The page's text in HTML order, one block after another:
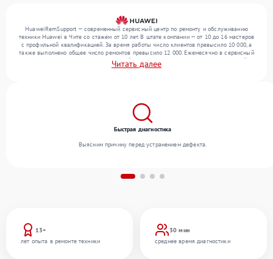
HuaweiRemSupport — современный сервисный центр по ремонту и обслуживанию
техники Huawei в Чите со стажем от 10 лет. В штате компании — от 10 до 16 мастеров
с профильной квалификацией. За время работы число клиентов превысило 10 000, а
также выполнено общее число ремонтов превысило 12 000. Ежемесячно в сервисный
центр поступает более 300 обращений, включая , , . Мы беремся за задачи любой
сложности и поддерживаем высокий стандарт качества благодаря использованию
Читать далее
13+
лет опыта в ремонте техники
30 мин
среднее время диагностики
Быстрая диагностика
Выясним причину перед устранением дефекта.